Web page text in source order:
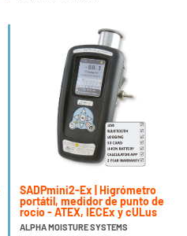
SADPmini2-Ex | Higrómetro
portátil, medidor de punto de
rocío - ATEX, IECEx y cULus
ALPHA MOISTURE SYSTEMS